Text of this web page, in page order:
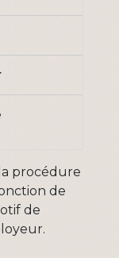
procédure
de
de